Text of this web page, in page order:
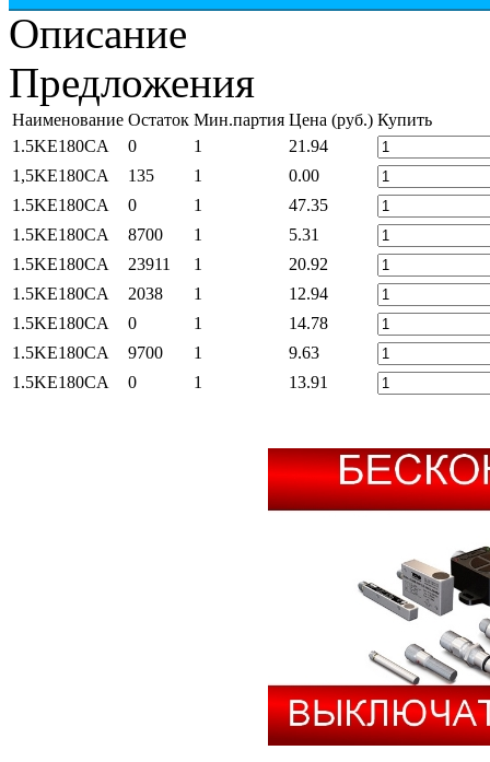
Описание
Предложения
Наименование Остаток Мин.партия Цена (руб.) Купить
1.5KE180CA
0 1
21.94
1,5KE180CA
135 1
0.00
1.5KE180CA
0 1
47.35
1.5KE180CA
8700 1
5.31
1.5KE180CA
23911 1
20.92
1.5KE180CA
2038 1
12.94
1.5KE180CA
0 1
14.78
1.5KE180CA
9700 1
9.63
1.5KE180CA
0 1 13.91